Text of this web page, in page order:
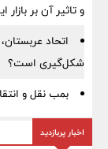
و تاثیر آن بر بازار
اتحاد
شکل‌گیری است؟
بمب نقل‌ و
اخبار پربازدید